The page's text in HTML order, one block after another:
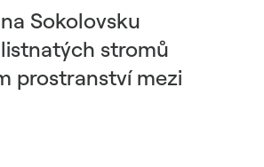
Sokolovsku
stromů
prostranství mezi